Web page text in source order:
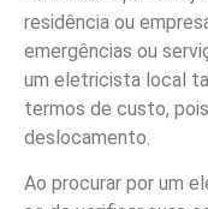
residência ou
emergências ou
um eletricista local
termos de custo,
deslocamento.
Ao procurar por um